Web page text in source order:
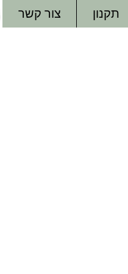
צור קשר תקנון